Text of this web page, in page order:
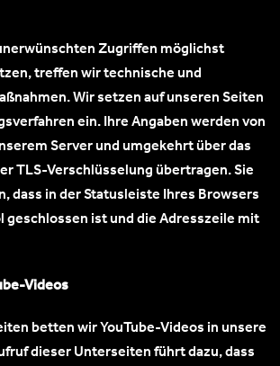
Zugriffen möglichst
treffen wir technische und
Wir setzen auf unseren Seiten
ein. Ihre Angaben werden von
Server und umgekehrt über das
TLS-Verschlüsselung übertragen. Sie
dass in der Statusleiste Ihres Browsers
geschlossen ist und die Adresszeile mit
Videos
betten wir YouTube-Videos in unsere
dieser Unterseiten führt dazu, dass